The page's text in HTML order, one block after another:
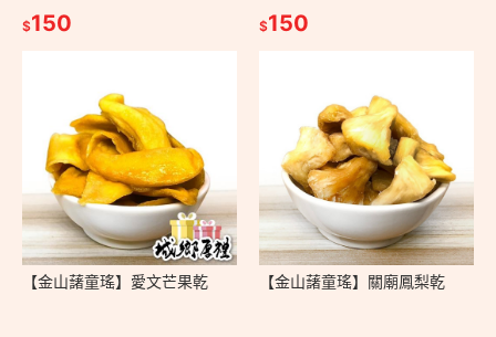
$150 $150
【金山藷童瑤】愛文芒果乾 【金山藷童瑤】關廟鳳梨乾